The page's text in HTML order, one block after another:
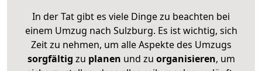
In der Tat gibt es viele Dinge zu beachten bei
einem Umzug nach Sulzburg. Es ist wichtig, sich
Zeit zu nehmen, um alle Aspekte des Umzugs
sorgfältig zu planen und zu organisieren, um